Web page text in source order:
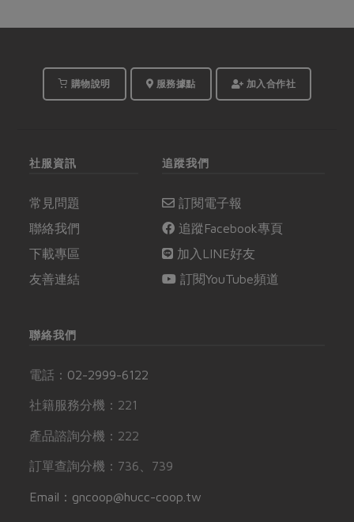
購物說明 服務據點 加入合作社
社服資訊
常見問題
聯絡我們
下載專區
友善連結
追蹤我們
訂閱電子報
追蹤Facebook專頁
加入LINE好友
訂閱YouTube頻道
聯絡我們
電話： 02-2999-6122
社籍服務分機：221
產品諮詢分機：222
訂單查詢分機：736、739
Email：gncoop@hucc-coop.tw